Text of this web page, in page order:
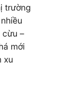
trường
cừu –
mới
xu